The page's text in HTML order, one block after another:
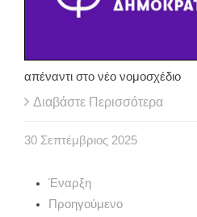
απέναντι στο νέο νομοσχέδιο
Διαβάστε Περισσότερα
30 Σεπτέμβριος 2025
Έναρξη
Προηγούμενο